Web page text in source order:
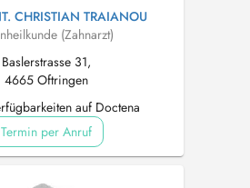
CHRISTIAN TRAIANOU
(Zahnarzt)
Baslerstrasse 31,
4665 Oftringen
auf Doctena
Termin per Anruf